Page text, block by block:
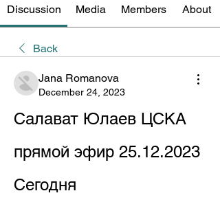
Discussion Media Members About
Back
Jana Romanova
December 24, 2023
Салават Юлаев ЦСКА
прямой эфир 25.12.2023
Сегодня